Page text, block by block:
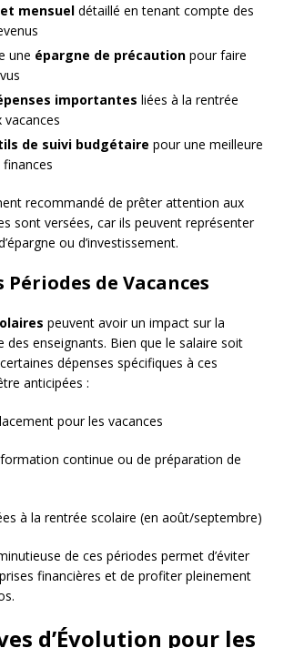
mensuel détaillé en tenant compte des
une épargne de précaution pour faire
importantes liées à la rentrée
vacances
de suivi budgétaire pour une meilleure
recommandé de prêter attention aux
sont versées, car ils peuvent représenter
ou d’investissement.
Périodes de Vacances
peuvent avoir un impact sur la
des enseignants. Bien que le salaire soit
dépenses spécifiques à ces
anticipées :
pour les vacances
continue ou de préparation de
à la rentrée scolaire (en août/septembre)
de ces périodes permet d’éviter
financières et de profiter pleinement
d’Évolution pour les